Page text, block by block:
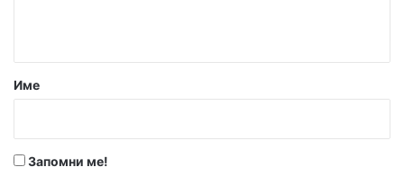
р
Име
Запомни ме!